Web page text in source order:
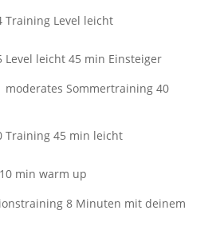
Training Level leicht
Level leicht 45 min Einsteiger
moderates Sommertraining 40
Training 45 min leicht
min warm up
8 Minuten mit deinem